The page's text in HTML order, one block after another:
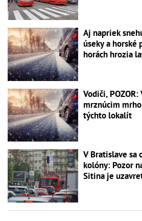
Aj napriek
úseky a horské
horách hrozia
Vodiči,
mrznúcim
týchto lokalít
V Bratislave sa
kolóny: Pozor
Sitina je